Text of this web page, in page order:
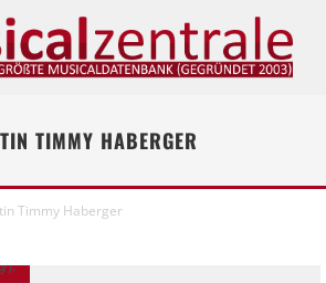
TIMMY HABERGER
Timmy Haberger